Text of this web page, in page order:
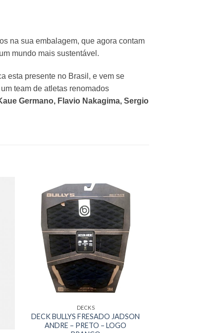
na sua embalagem, que agora contam
mundo mais sustentável.
esta presente no Brasil, e vem se
team de atletas renomados
Germano, Flavio Nakagima, Sergio
DECKS
DECK BULLYS FRESADO JADSON
ANDRE – PRETO – LOGO